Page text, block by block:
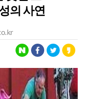
의 사연